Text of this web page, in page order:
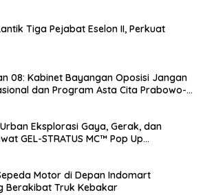
08: Kabinet Bayangan Oposisi Jangan
dan Program Asta Cita Prabowo-
Eksplorasi Gaya, Gerak, dan
GEL-STRATUS MC™ Pop Up
Motor di Depan Indomart
Berakibat Truk Kebakar